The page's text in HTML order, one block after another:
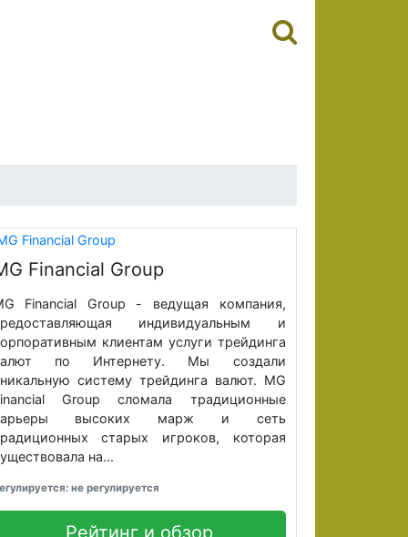
Financial Group
Financial Group - ведущая компания,
индивидуальным и
клиентам услуги трейдинга
по Интернету. Мы создали
систему трейдинга валют. MG
Group сломала традиционные
высоких марж и сеть
старых игроков, которая
на...
не регулируется
Рейтинг и обзор